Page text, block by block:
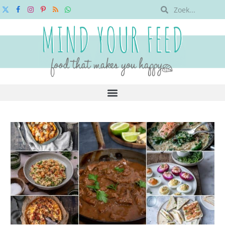
X
FacebookInstagram
Pinterest
RSSWhatsApp